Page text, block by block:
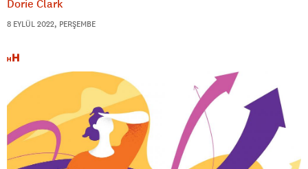
Dorie Clark
8 EYLÜL 2022, PERŞEMBE